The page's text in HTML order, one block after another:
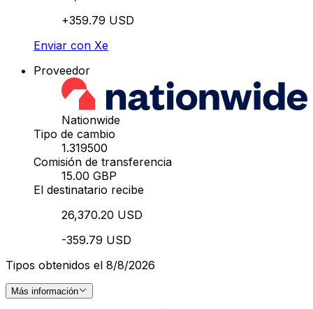
+359.79 USD
Enviar con Xe
Proveedor
Nationwide
Tipo de cambio
1.319500
Comisión de transferencia
15.00 GBP
El destinatario recibe
26,370.20 USD
-359.79 USD
Tipos obtenidos el 8/8/2026
Más información